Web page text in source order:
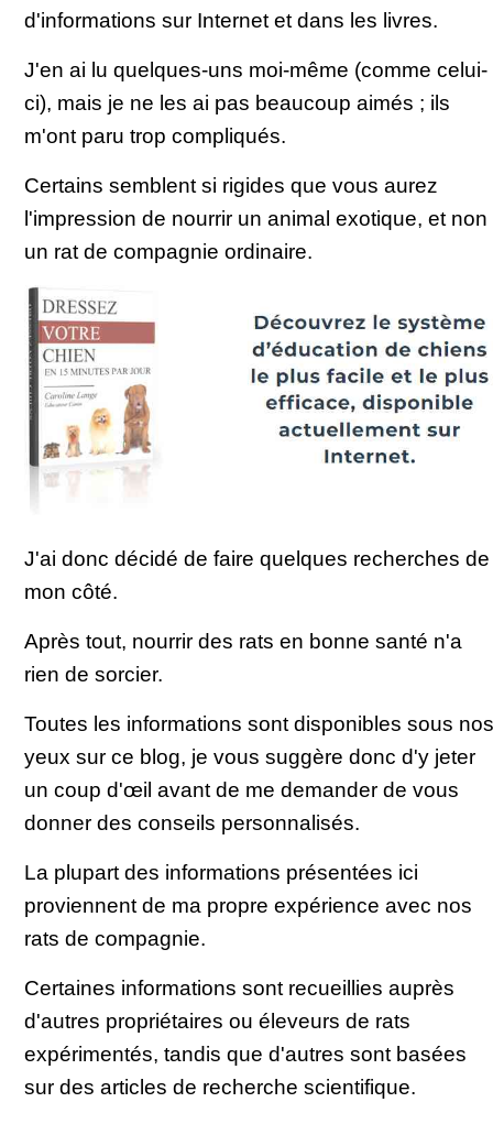
d'informations sur Internet et dans les livres.
J'en ai lu quelques-uns moi-même (comme celui-
ci), mais je ne les ai pas beaucoup aimés ; ils
m'ont paru trop compliqués.
Certains semblent si rigides que vous aurez
l'impression de nourrir un animal exotique, et non
un rat de compagnie ordinaire.
J'ai donc décidé de faire quelques recherches de
mon côté.
Après tout, nourrir des rats en bonne santé n'a
rien de sorcier.
Toutes les informations sont disponibles sous nos
yeux sur ce blog, je vous suggère donc d'y jeter
un coup d'œil avant de me demander de vous
donner des conseils personnalisés.
La plupart des informations présentées ici
proviennent de ma propre expérience avec nos
rats de compagnie.
Certaines informations sont recueillies auprès
d'autres propriétaires ou éleveurs de rats
expérimentés, tandis que d'autres sont basées
sur des articles de recherche scientifique.